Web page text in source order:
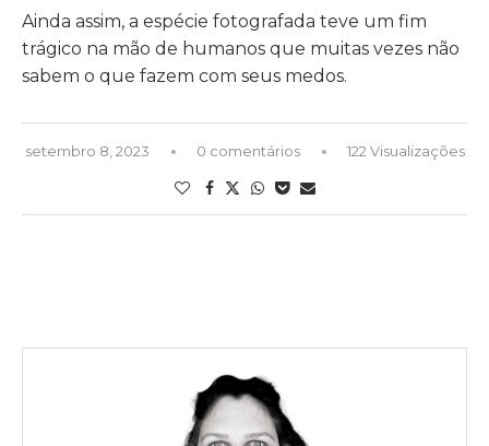
Ainda assim, a espécie fotografada teve um fim
trágico na mão de humanos que muitas vezes não
sabem o que fazem com seus medos.
setembro 8, 2023 0 comentários 122 Visualizações